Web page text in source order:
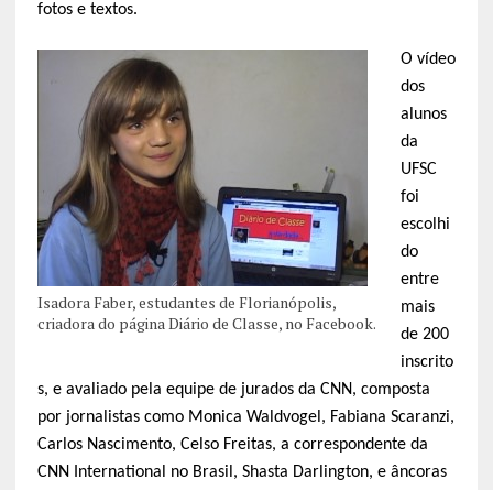
fotos e textos.
Isadora Faber, estudantes de Florianópolis,
criadora do página Diário de Classe, no Facebook.
O vídeo
dos
alunos
da
UFSC
foi
escolhi
do
entre
mais
de 200
inscrito
s, e avaliado pela equipe de jurados da CNN, composta
por jornalistas como Monica Waldvogel, Fabiana Scaranzi,
Carlos Nascimento, Celso Freitas, a correspondente da
CNN International no Brasil, Shasta Darlington, e âncoras